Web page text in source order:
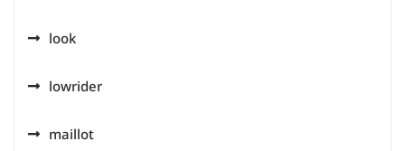
look
lowrider
maillot